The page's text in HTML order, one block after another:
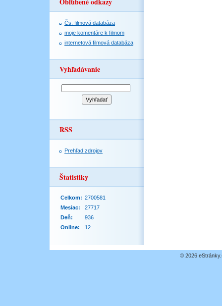
Čs. filmová databáza
moje komentáre k filmom
internetová filmová databáza
Vyhľadávanie
RSS
Prehľad zdrojov
Štatistiky
Online: 12
Celkom: 2700581
Mesiac:
27717
Deň:
936
© 2026